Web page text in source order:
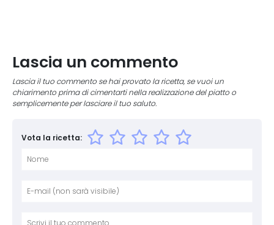
Lascia un commento
Lascia il tuo commento se hai provato la ricetta, se vuoi un
chiarimento prima di cimentarti nella realizzazione del piatto o
semplicemente per lasciare il tuo saluto.
Vota la ricetta: